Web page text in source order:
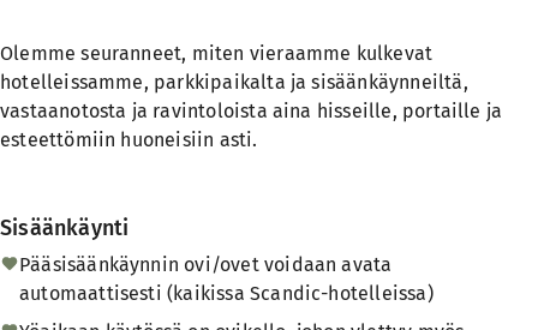
Olemme seuranneet, miten vieraamme kulkevat
hotelleissamme, parkkipaikalta ja sisäänkäynneiltä,
vastaanotosta ja ravintoloista aina hisseille, portaille ja
esteettömiin huoneisiin asti.
Sisäänkäynti
Pääsisäänkäynnin ovi/ovet voidaan avata
automaattisesti (kaikissa Scandic-hotelleissa)